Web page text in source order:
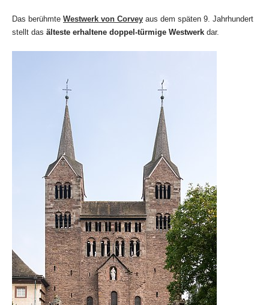
Das berühmte Westwerk von Corvey aus dem späten 9. Jahrhundert
stellt das älteste erhaltene doppel-türmige Westwerk dar.